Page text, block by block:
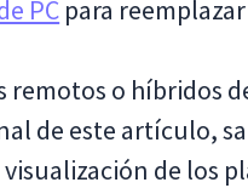
PC para
remotos o híbridos
de este artículo,
visualización de los